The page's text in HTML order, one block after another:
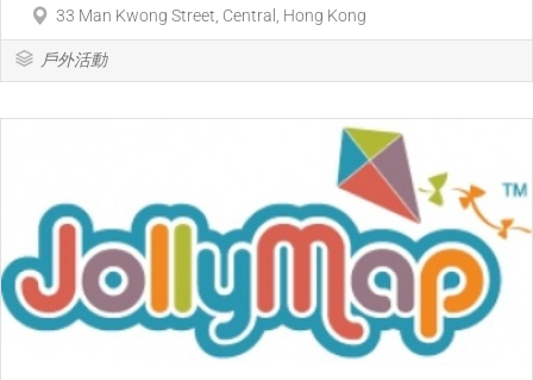
33 Man Kwong Street, Central, Hong Kong
戶外活動